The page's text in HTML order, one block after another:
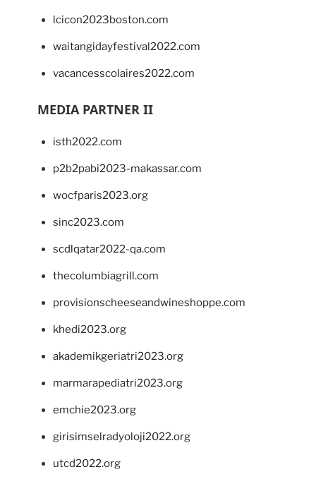
lcicon2023boston.com
waitangidayfestival2022.com
vacancesscolaires2022.com
MEDIA PARTNER II
isth2022.com
p2b2pabi2023-makassar.com
wocfparis2023.org
sinc2023.com
scdlqatar2022-qa.com
thecolumbiagrill.com
provisionscheeseandwineshoppe.com
khedi2023.org
akademikgeriatri2023.org
marmarapediatri2023.org
emchie2023.org
girisimselradyoloji2022.org
utcd2022.org